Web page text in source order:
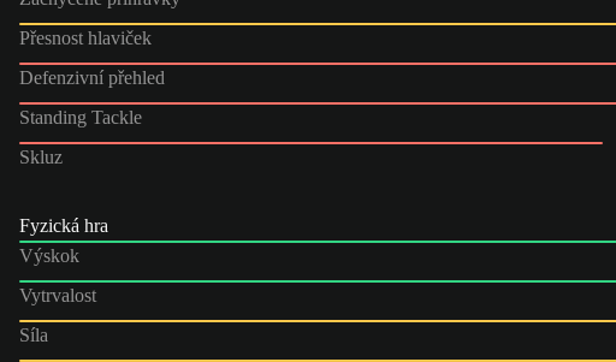
Přesnost hlaviček
Defenzivní přehled
Standing Tackle
Skluz
Fyzická hra
Výskok
Vytrvalost
Síla